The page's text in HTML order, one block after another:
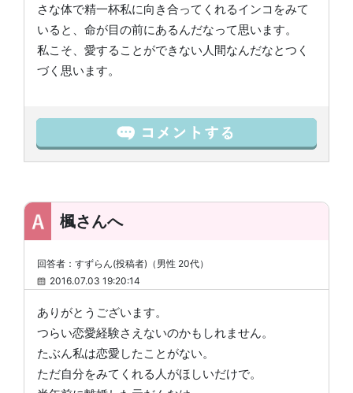
さな体で精一杯私に向き合ってくれるインコをみて
いると、命が目の前にあるんだなって思います。
私こそ、愛することができない人間なんだなとつく
づく思います。
楓さんへ
回答者：すずらん(投稿者)（男性 20代）
2016.07.03 19:20:14
ありがとうございます。
つらい恋愛経験さえないのかもしれません。
たぶん私は恋愛したことがない。
ただ自分をみてくれる人がほしいだけで。